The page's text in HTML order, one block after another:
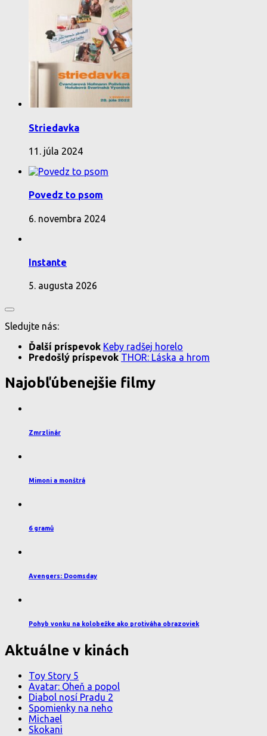
Striedavka
11. júla 2024
Povedz to psom
6. novembra 2024
Instante
5. augusta 2026
Sledujte nás:
Ďalší príspevok Keby radšej horelo
Predošlý príspevok THOR: Láska a hrom
Najobľúbenejšie filmy
Zmrzlinár
Mimoni a monštrá
6 gramů
Avengers: Doomsday
Pohyb vonku na kolobežke ako protiváha obrazoviek
Aktuálne v kinách
Toy Story 5
Avatar: Oheň a popol
Diabol nosí Pradu 2
Spomienky na neho
Michael
Skokani